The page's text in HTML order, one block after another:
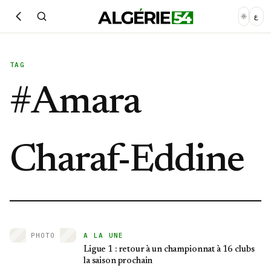
ع
TAG
#Amara
Charaf-Eddine
PHOTO A LA UNE
Ligue 1 : retour à un championnat à 16 clubs
la saison prochain